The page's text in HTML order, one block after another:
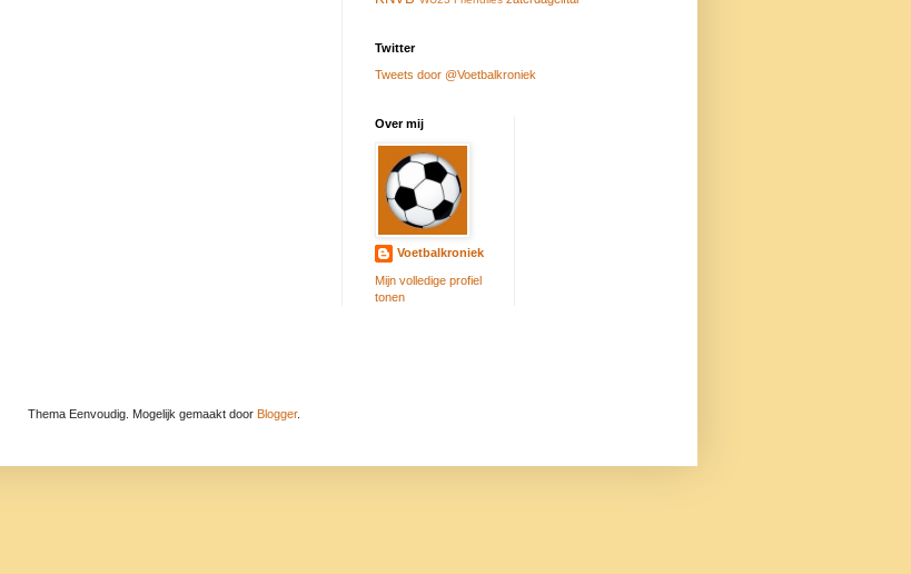
Twitter
Tweets door @Voetbalkroniek
Over mij
Voetbalkroniek
Mijn volledige profiel
tonen
Thema Eenvoudig. Mogelijk gemaakt door Blogger.